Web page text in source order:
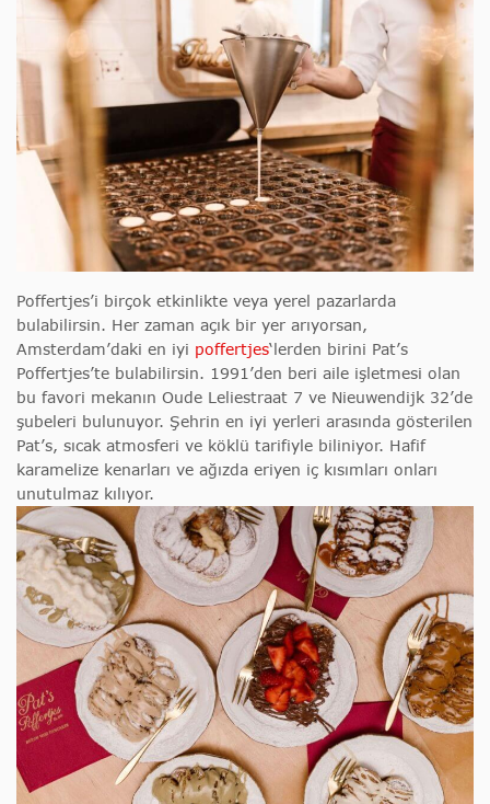
Poffertjes’i birçok etkinlikte veya yerel pazarlarda
bulabilirsin. Her zaman açık bir yer arıyorsan,
Amsterdam’daki en iyi poffertjes‘lerden birini Pat’s
Poffertjes’te bulabilirsin. 1991’den beri aile işletmesi olan
bu favori mekanın Oude Leliestraat 7 ve Nieuwendijk 32’de
şubeleri bulunuyor. Şehrin en iyi yerleri arasında gösterilen
Pat’s, sıcak atmosferi ve köklü tarifiyle biliniyor. Hafif
karamelize kenarları ve ağızda eriyen iç kısımları onları
unutulmaz kılıyor.